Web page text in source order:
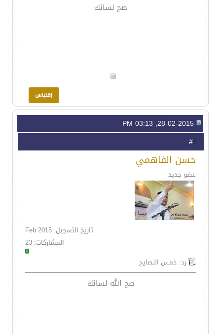
صح لسانك
6
حسن الفاهمي
عضو جديد
تاريخ التسجيل: Feb 2015
المشاركات: 23
رد: خمس النصايح
صح الله لسانك